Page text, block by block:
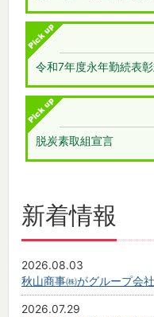
令和7年度永年勤続表
脱炭素取組宣言
新着情報
2026.08.03
秋山商事㈱がグループ会
2026.07.29